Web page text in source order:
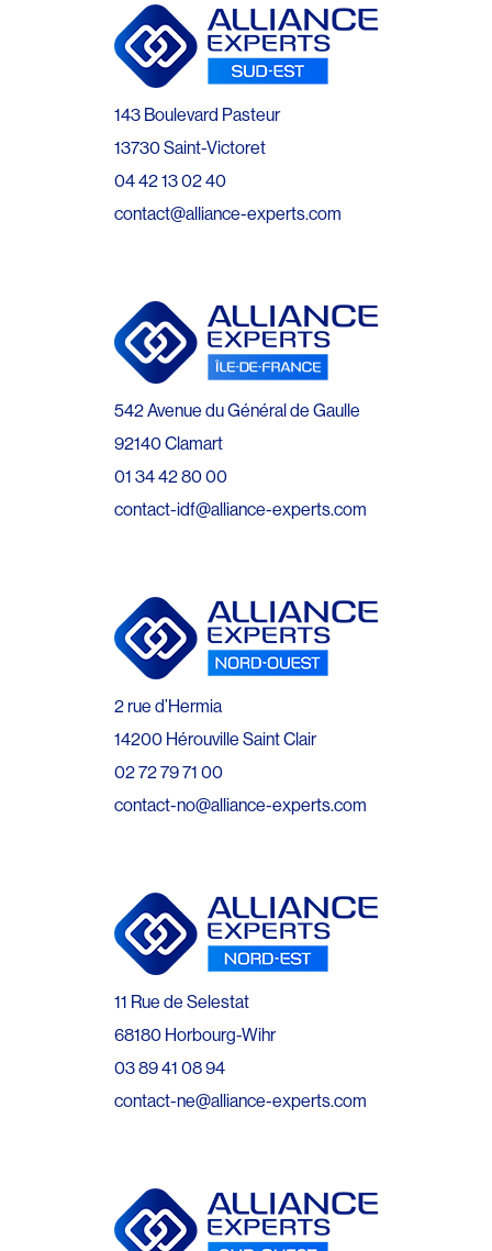
143 Boulevard Pasteur
13730 Saint-Victoret
04 42 13 02 40
contact@alliance-experts.com
542 Avenue du Général de Gaulle
92140 Clamart
01 34 42 80 00
contact-idf@alliance-experts.com
2 rue d’Hermia
14200 Hérouville Saint Clair
02 72 79 71 00
contact-no@alliance-experts.com
11 Rue de Selestat
68180 Horbourg-Wihr
03 89 41 08 94
contact-ne@alliance-experts.com